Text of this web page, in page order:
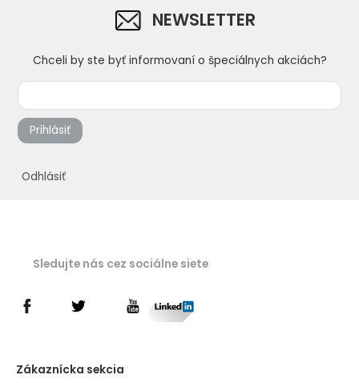
NEWSLETTER
Chceli by ste byť informovaní o špeciálnych akciách?
Prihlásiť
Odhlásiť
Sledujte nás cez sociálne siete
Zákaznícka sekcia